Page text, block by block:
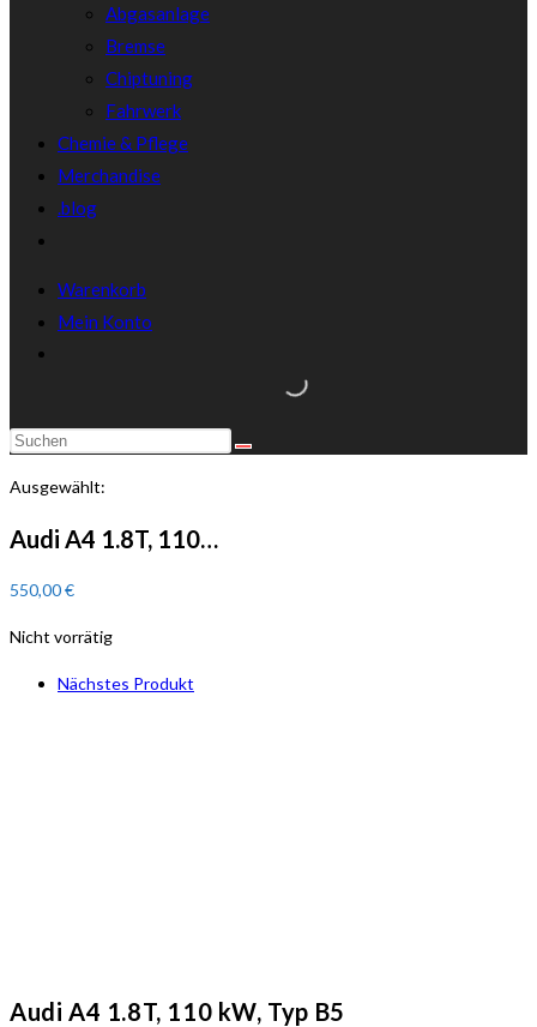
Abgasanlage
Bremse
Chiptuning
Fahrwerk
Chemie & Pflege
Merchandise
.blog
Warenkorb
Mein Konto
Ausgewählt:
Audi A4 1.8T, 110…
550,00€
Nicht vorrätig
Nächstes Produkt
Audi A4 1.8T, 110 kW, Typ B5